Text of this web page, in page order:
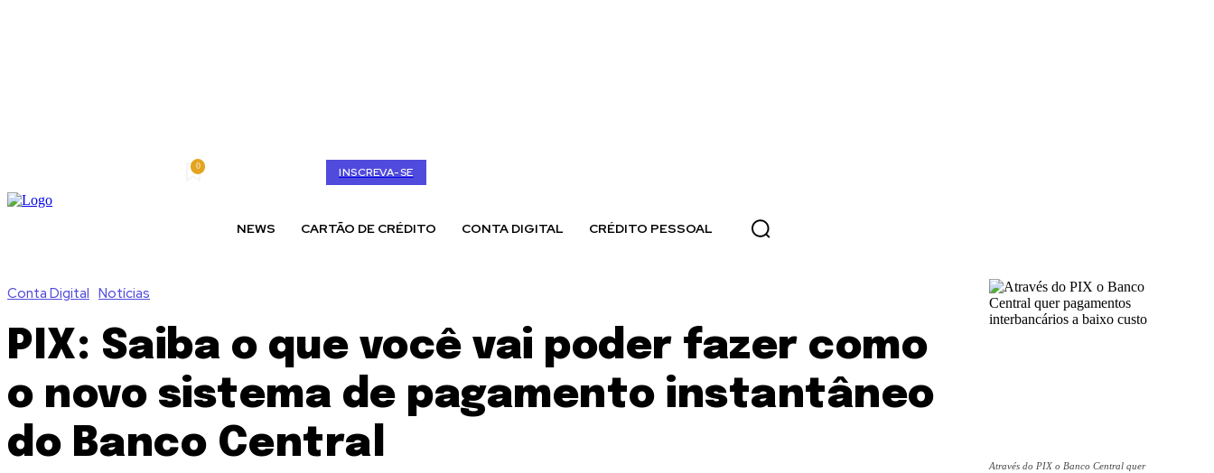
0 INSCREVA-SE
NEWS CARTÃO DE CRÉDITO CONTA DIGITAL CRÉDITO PESSOAL
Conta Digital Notícias
PIX: Saiba o que você vai poder fazer como
o novo sistema de pagamento instantâneo
do Banco Central
Através do PIX o Banco Central quer